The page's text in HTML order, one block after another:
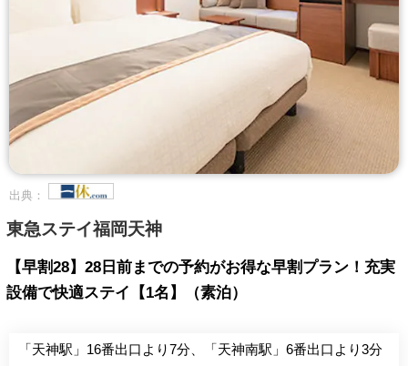
出典：
東急ステイ福岡天神
【早割28】28日前までの予約がお得な早割プラン！充実
設備で快適ステイ【1名】（素泊）
「天神駅」16番出口より7分、「天神南駅」6番出口より3分